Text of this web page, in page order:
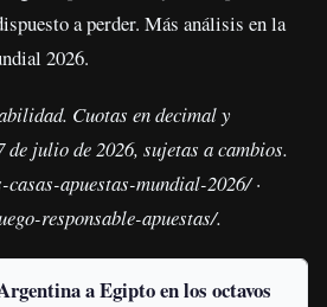
a perder. Más análisis en la
2026.
Cuotas en decimal y
julio de 2026, sujetas a cambios.
apuestas-mundial-2026/ ·
responsable-apuestas/.
a Egipto en los octavos